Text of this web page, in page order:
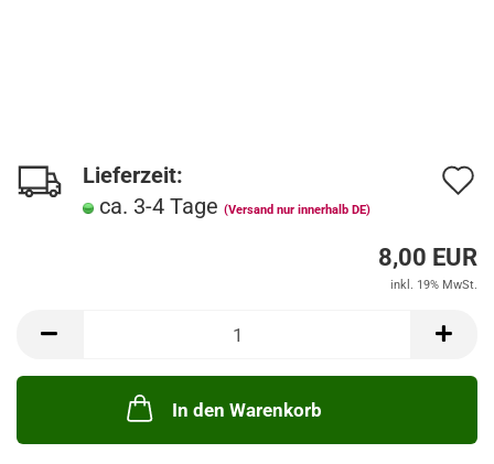
Lieferzeit:
ca. 3-4 Tage (Versand nur innerhalb DE)
8,00 EUR
inkl. 19% MwSt.
In den Warenkorb